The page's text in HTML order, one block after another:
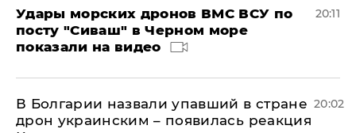
Удары морских дронов ВМС ВСУ по
посту "Сиваш" в Черном море
показали на видео
20:11
В Болгарии назвали упавший в стране
дрон украинским – появилась реакция
20:02